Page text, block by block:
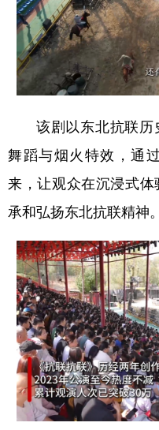
辽宁 吉林
浙江 安徽
山东 河南
四川 贵州
陕西 甘肃
新疆 内蒙古
多语种频道
English Español
Русский язык
Deutsch Português
该剧以东北抗联历
舞蹈与烟火特效，通
来，让观众在沉浸式
承和弘扬东北抗联精神。